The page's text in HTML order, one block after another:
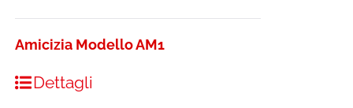
Amicizia Modello AM1
Dettagli